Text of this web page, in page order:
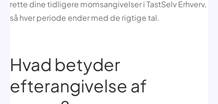
rette dine tidligere momsangivelser i TastSelv Erhverv,
så hver periode ender med de rigtige tal.
Hvad betyder
efterangivelse af